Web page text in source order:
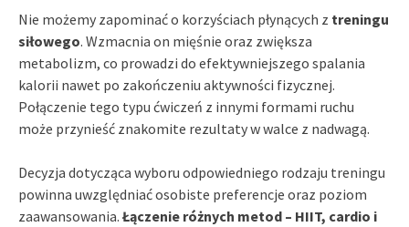
Nie możemy zapominać o korzyściach płynących z treningu
siłowego. Wzmacnia on mięśnie oraz zwiększa
metabolizm, co prowadzi do efektywniejszego spalania
kalorii nawet po zakończeniu aktywności fizycznej.
Połączenie tego typu ćwiczeń z innymi formami ruchu
może przynieść znakomite rezultaty w walce z nadwagą.
Decyzja dotycząca wyboru odpowiedniego rodzaju treningu
powinna uwzględniać osobiste preferencje oraz poziom
zaawansowania. Łączenie różnych metod – HIIT, cardio i